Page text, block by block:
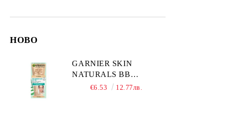
НОВО
GARNIER SKIN
NATURALS BB
CLASSIC SPF15
€6.53 12.77лв.